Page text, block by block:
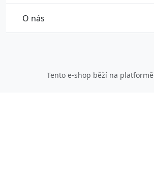
O nás
Tento e-shop běží na platformě